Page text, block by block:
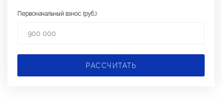
Первоначальный взнос (руб.)
РАССЧИТАТЬ